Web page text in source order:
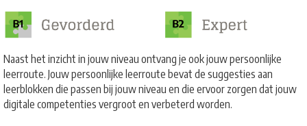
Naast het inzicht in jouw niveau ontvang je ook jouw persoonlijke
leerroute. Jouw persoonlijke leerroute bevat de suggesties aan
leerblokken die passen bij jouw niveau en die ervoor zorgen dat jouw
digitale competenties vergroot en verbeterd worden.